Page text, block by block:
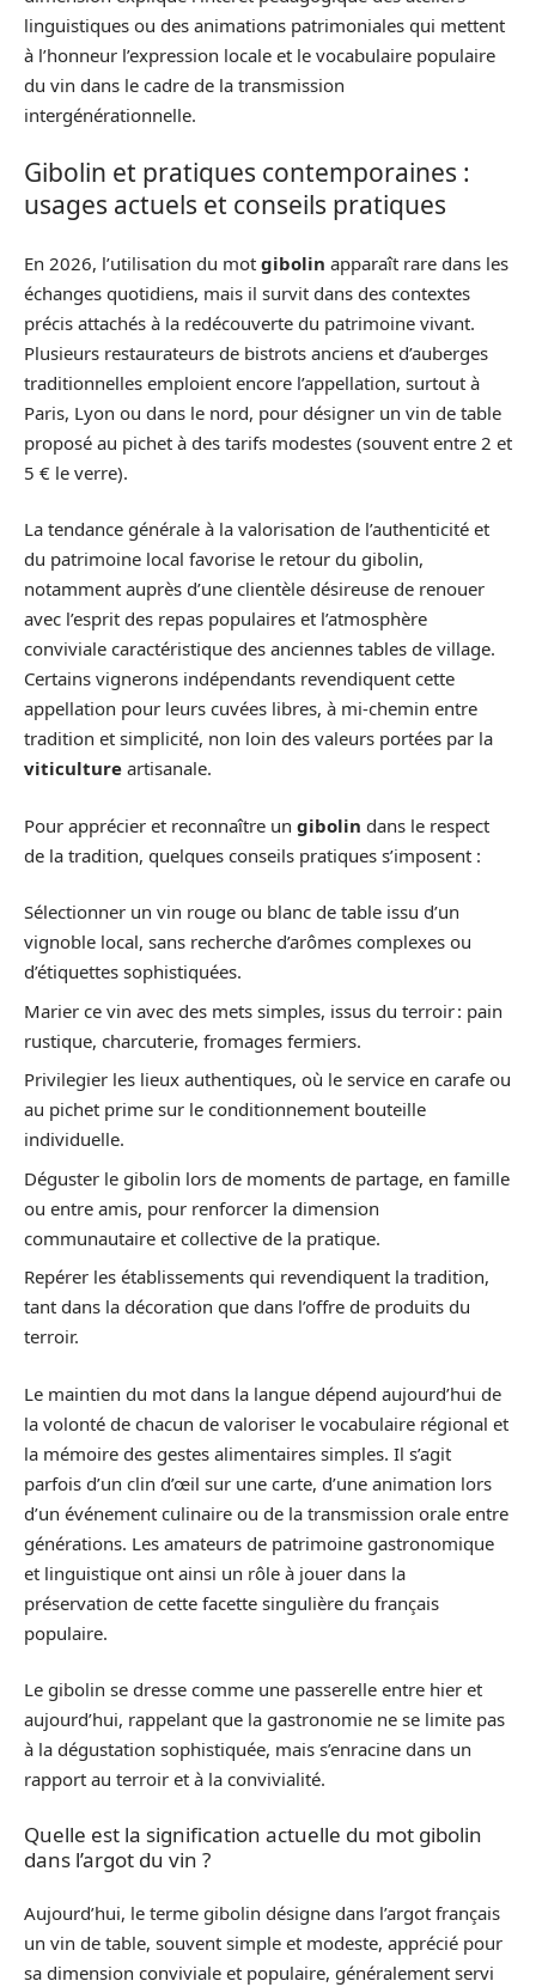
linguistiques ou des animations patrimoniales qui mettent
à l’honneur l’expression locale et le vocabulaire populaire
du vin dans le cadre de la transmission
intergénérationnelle.
Gibolin et pratiques contemporaines :
usages actuels et conseils pratiques
En 2026, l’utilisation du mot gibolin apparaît rare dans les
échanges quotidiens, mais il survit dans des contextes
précis attachés à la redécouverte du patrimoine vivant.
Plusieurs restaurateurs de bistrots anciens et d’auberges
traditionnelles emploient encore l’appellation, surtout à
Paris, Lyon ou dans le nord, pour désigner un vin de table
proposé au pichet à des tarifs modestes (souvent entre 2 et
5 € le verre).
La tendance générale à la valorisation de l’authenticité et
du patrimoine local favorise le retour du gibolin,
notamment auprès d’une clientèle désireuse de renouer
avec l’esprit des repas populaires et l’atmosphère
conviviale caractéristique des anciennes tables de village.
Certains vignerons indépendants revendiquent cette
appellation pour leurs cuvées libres, à mi-chemin entre
tradition et simplicité, non loin des valeurs portées par la
viticulture artisanale.
Pour apprécier et reconnaître un gibolin dans le respect
de la tradition, quelques conseils pratiques s’imposent :
Sélectionner un vin rouge ou blanc de table issu d’un
vignoble local, sans recherche d’arômes complexes ou
d’étiquettes sophistiquées.
Marier ce vin avec des mets simples, issus du terroir : pain
rustique, charcuterie, fromages fermiers.
Privilegier les lieux authentiques, où le service en carafe ou
au pichet prime sur le conditionnement bouteille
individuelle.
Déguster le gibolin lors de moments de partage, en famille
ou entre amis, pour renforcer la dimension
communautaire et collective de la pratique.
Repérer les établissements qui revendiquent la tradition,
tant dans la décoration que dans l’offre de produits du
terroir.
Le maintien du mot dans la langue dépend aujourd’hui de
la volonté de chacun de valoriser le vocabulaire régional et
la mémoire des gestes alimentaires simples. Il s’agit
parfois d’un clin d’œil sur une carte, d’une animation lors
d’un événement culinaire ou de la transmission orale entre
générations. Les amateurs de patrimoine gastronomique
et linguistique ont ainsi un rôle à jouer dans la
préservation de cette facette singulière du français
populaire.
Le gibolin se dresse comme une passerelle entre hier et
aujourd’hui, rappelant que la gastronomie ne se limite pas
à la dégustation sophistiquée, mais s’enracine dans un
rapport au terroir et à la convivialité.
Quelle est la signification actuelle du mot gibolin
dans l’argot du vin ?
Aujourd’hui, le terme gibolin désigne dans l’argot français
un vin de table, souvent simple et modeste, apprécié pour
sa dimension conviviale et populaire, généralement servi